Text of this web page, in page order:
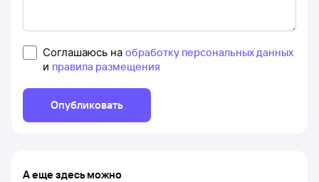
Соглашаюсь на обработку персональных данных
и правила размещения
Опубликовать
А еще здесь можно